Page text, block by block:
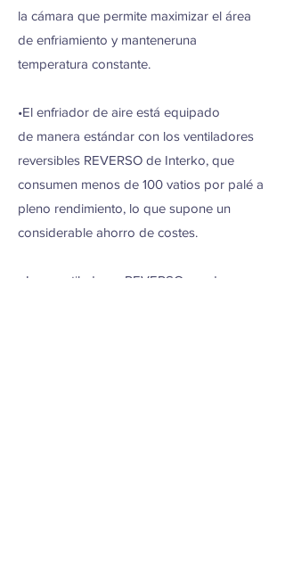
la cámara que permite maximizar el área
de enfriamiento y manteneruna
temperatura constante.
•El enfriador de aire está equipado
de manera estándar con los ventiladores
reversibles REVERSO de Interko, que
consumen menos de 100 vatios por palé a
pleno rendimiento, lo que supone un
considerable ahorro de costes.
• Los ventiladores REVERSO pueden